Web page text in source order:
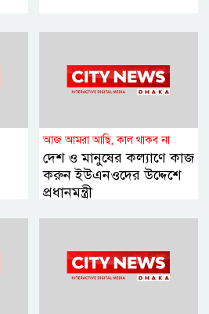
আজ আমরা আছি, কাল থাকব না
দেশ ও মানুষের কল্যাণে কাজ
করুন ইউএনওদের উদ্দেশে
প্রধানমন্ত্রী